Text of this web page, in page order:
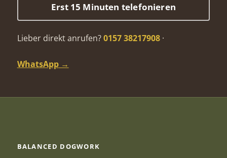
Erst 15 Minuten telefonieren
Lieber direkt anrufen?0157 38217908·
WhatsApp
BALANCED DOGWORK